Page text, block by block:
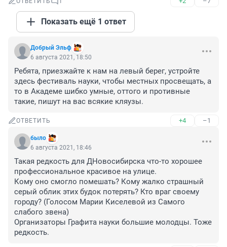
Показать ещё 1 ответ
Добрый Эльф
6 августа 2021, 18:50
Ребята, приезжайте к нам на левый берег, устройте
здесь фестиваль науки, чтобы местных просвещать, а
то в Академе шибко умные, оттого и противные
такие, пишут на вас всякие кляузы.
ОТВЕТИТЬ +4 –1
было
6 августа 2021, 18:46
Такая редкость для ДНовосибирска что-то хорошее
профессиональное красивое на улице.
Кому оно смогло помешать? Кому жалко страшный
серый облик этих будок потерять? Кто враг своему
городу? (Голосом Марии Киселевой из Самого
слабого звена)
Организаторы Графита науки большие молодцы. Тоже
редкость.